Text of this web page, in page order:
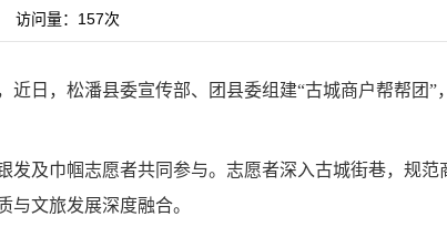
访问量： 157次
近日，松潘县委宣传部、团县委组建“古城商户帮帮团
及巾帼志愿者共同参与。志愿者深入古城街巷，规范
文旅发展深度融合。